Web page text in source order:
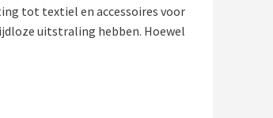
tot textiel en accessoires voor
uitstraling hebben. Hoewel